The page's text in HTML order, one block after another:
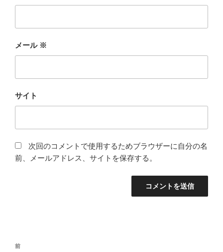
メール ※
サイト
次回のコメントで使用するためブラウザーに自分の名
前、メールアドレス、サイトを保存する。
投
前
前